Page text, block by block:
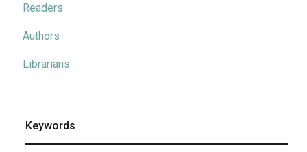
Readers
Authors
Librarians
Keywords